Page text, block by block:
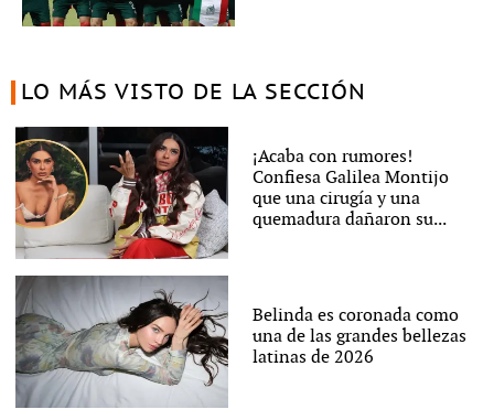
LO MÁS VISTO DE LA SECCIÓN
¡Acaba con rumores!
Confiesa Galilea Montijo
que una cirugía y una
quemadura dañaron su...
Belinda es coronada como
una de las grandes bellezas
latinas de 2026